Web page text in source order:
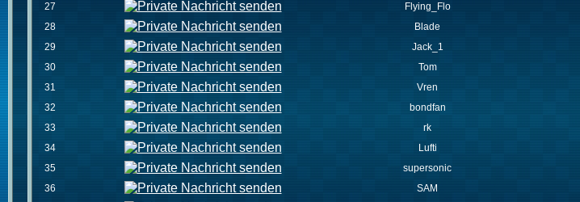
27
Flying_Flo
28
Blade
29
Jack_1
30
Tom
31
Vren
32
bondfan
33
rk
34
Lufti
35
supersonic
36
SAM